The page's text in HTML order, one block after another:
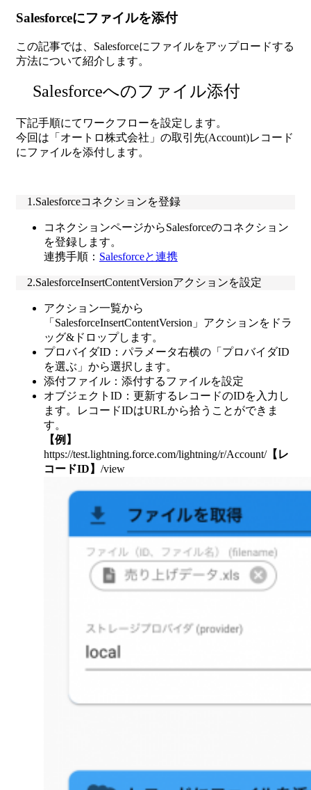
Salesforceにファイルを添付
この記事では、Salesforceにファイルをアップロードする
方法について紹介します。
Salesforceへのファイル添付
下記手順にてワークフローを設定します。
今回は「オートロ株式会社」の取引先(Account)レコード
にファイルを添付します。
1.Salesforceコネクションを登録
コネクションページからSalesforceのコネクション
を登録します。
連携手順： Salesforceと連携
2.SalesforceInsertContentVersionアクションを設定
アクション一覧から
「SalesforceInsertContentVersion」アクションをドラ
ッグ&ドロップします。
プロバイダID：パラメータ右横の「プロバイダID
を選ぶ」から選択します。
添付ファイル：添付するファイルを設定
オブジェクトID：更新するレコードのIDを入力し
ます。レコードIDはURLから拾うことができま
す。
【例】
https://test.lightning.force.com/lightning/r/Account/【レ
コードID】 /view